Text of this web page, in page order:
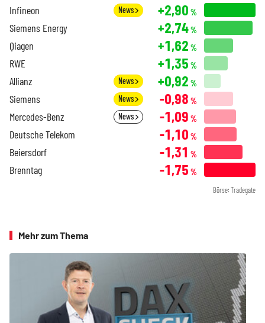
Infineon News +2,90 %
Siemens Energy +2,74%
Qiagen +1,62 %
RWE +1,35 %
Allianz News +0,92 %
Siemens News -0,98 %
Mercedes-Benz News -1,09 %
Deutsche Telekom -1,10 %
Beiersdorf -1,31 %
Brenntag -1,75 %
Börse: Tradegate
Mehr zum Thema